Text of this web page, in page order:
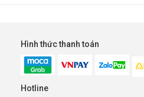
Hình thức thanh toán
Hotline